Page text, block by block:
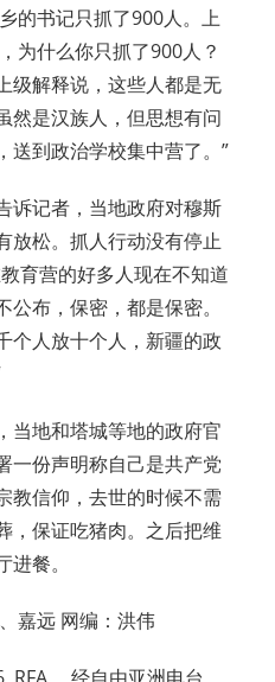
的书记只抓了900人。上
为什么你只抓了900人？
级解释说，这些人都是无
然是汉族人，但思想有问
送到政治学校集中营了。”
诉记者，当地政府对穆斯
放松。抓人行动没有停止
育营的好多人现在不知道
公布，保密，都是保密。
个人放十个人，新疆的政
当地和塔城等地的政府官
一份声明称自己是共产党
教信仰，去世的时候不需
，保证吃猪肉。之后把维
餐。
嘉远 网编：洪伟
RFA。 经自由亚洲电台